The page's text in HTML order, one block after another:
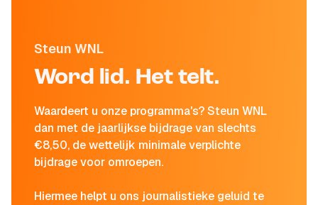
Steun WNL
Word lid. Het telt.
Waardeert u onze programma's? Steun WNL
dan met de jaarlijkse bijdrage van slechts
€8,50, de wettelijk minimale verplichte
bijdrage voor omroepen.
Hiermee helpt u ons journalistieke geluid te